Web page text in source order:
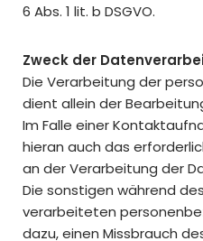
6 Abs. 1 lit. b DSGVO.
Zweck der
Die Verarbeitung der
dient allein der
Im Falle einer
hieran auch das
an der Verarbeitung der
Die sonstigen während
verarbeiteten
dazu, einen Missbrauch